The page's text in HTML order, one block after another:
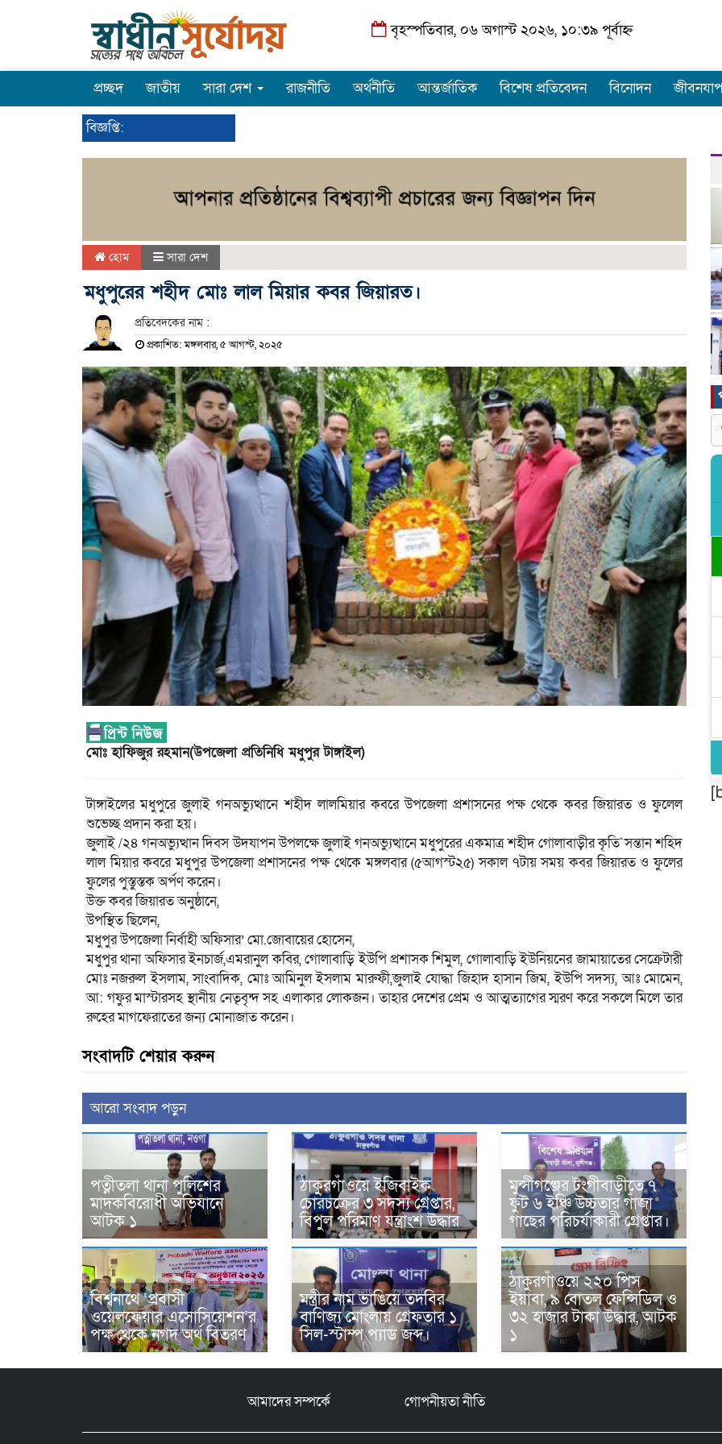
বৃহস্পতিবার, ০৬ অগাস্ট ২০২৬, ১০:৩৯ পূর্বাহ্ন
প্রচ্ছদ জাতীয় সারা দেশ রাজনীতি অর্থনীতি আন্তর্জাতিক বিশেষ প্রতিবেদন বিনোদন
বিজ্ঞপ্তি:
হোম সারা দেশ
মধুপুরের শহীদ মোঃ লাল মিয়ার কবর জিয়ারত।
প্রতিবেদকের নাম :
প্রকাশিত: মঙ্গলবার, ৫ আগস্ট, ২০২৫
মোঃ হাফিজুর রহমান(উপজেলা প্রতিনিধি মধুপুর টাঙ্গাইল)
টাঙ্গাইলের মধুপুরে জুলাই গনঅভ্যুত্থানে শহীদ লালমিয়ার কবরে উপজেলা প্রশাসনের পক্ষ থেকে কবর জিয়ারত ও ফুলেল
শুভেচ্ছ প্রদান করা হয়।
জুলাই /২৪ গনঅভ্যুত্থান দিবস উদযাপন উপলক্ষে জুলাই গনঅভ্যুত্থানে মধুপুরের একমাত্র শহীদ গোলাবাড়ীর কৃতি`সন্তান শহিদ
লাল মিয়ার কবরে মধুপুর উপজেলা প্রশাসনের পক্ষ থেকে মঙ্গলবার (৫আগস্ট২৫) সকাল ৭টায় সময় কবর জিয়ারত ও ফুলের
ফুলের পুস্তুস্তক অর্পণ করেন।
উক্ত কবর জিয়ারত অনুষ্ঠানে,
উপস্থিত ছিলেন,
মধুপুর উপজেলা নির্বাহী অফিসার’ মো.জোবায়ের হোসেন,
মধুপুর থানা অফিসার ইনচার্জ,এমরানুল কবির, গোলাবাড়ি ইউপি প্রশাসক শিমুল, গোলাবাড়ি ইউনিয়নের জামায়াতের সেক্রেটারী
মোঃ নজরুল ইসলাম, সাংবাদিক, মোঃ আমিনুল ইসলাম মারুফী,জুলাই যোদ্ধা জিহাদ হাসান জিম, ইউপি সদস্য, আঃ মোমেন,
আ: গফুর মাস্টারসহ স্থানীয় নেতৃবৃন্দ সহ এলাকার লোকজন। তাহার দেশের প্রেম ও আত্মত্যাগের স্মরণ করে সকলে মিলে তার
রুহের মাগফেরাতের জন্য মোনাজাত করেন।
সংবাদটি শেয়ার করুন
আরো সংবাদ পড়ুন
পত্নীতলা থানা পুলিশের
মাদকবিরোধী অভিযানে
আটক ১
ঠাকুরগাঁওয়ে ইজিবাইক
চোরচক্রের ৩ সদস্য গ্রেপ্তার,
বিপুল পরিমাণ যন্ত্রাংশ উদ্ধার ‎
মুন্সীগঞ্জের টংগীবাড়ীতে ৭
ফুট ৬ ইঞ্চি উচ্চতার গাঁজা
গাছের পরিচর্যাকারী গ্রেপ্তার।
বিশ্বনাথে ‘প্রবাসী
ওয়েলফেয়ার এসোসিয়েশন’র
পক্ষ থেকে নগদ অর্থ বিতরণ
মন্ত্রীর নাম ভাঙিয়ে তদবির
বাণিজ্য মোংলায় গ্রেফতার ১
সিল-স্টাম্প প্যাড জব্দ।
ঠাকুরগাঁওয়ে ২২০ পিস
ইয়াবা, ৯ বোতল ফেন্সিডিল ও
৩২ হাজার টাকা উদ্ধার, আটক
১
আমাদের সম্পর্কে গোপনীয়তা নীতি